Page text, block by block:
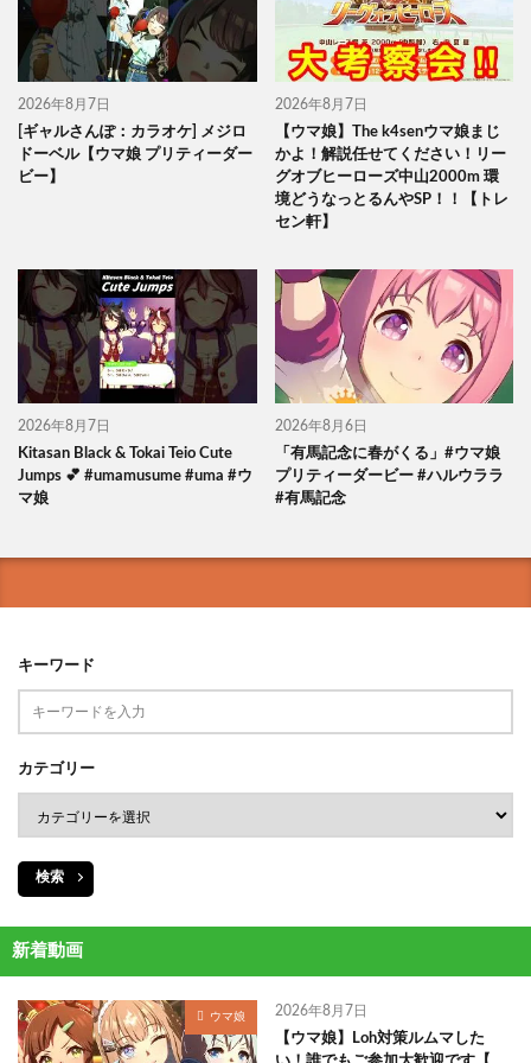
2026年8月7日
[ギャルさんぽ：カラオケ] メジロ
ドーベル【ウマ娘 プリティーダー
ビー】
2026年8月7日
【ウマ娘】The k4senウマ娘まじ
かよ！解説任せてください！リー
グオブヒーローズ中山2000m 環
境どうなっとるんやSP！！【トレ
セン軒】
2026年8月7日
Kitasan Black & Tokai Teio Cute
Jumps 💕 #umamusume #uma #ウ
マ娘
2026年8月6日
「有馬記念に春がくる」#ウマ娘
プリティーダービー #ハルウララ
#有馬記念
キーワード
カテゴリー
検索
新着動画
ウマ娘 2026年8月7日
【ウマ娘】Loh対策ルムマした